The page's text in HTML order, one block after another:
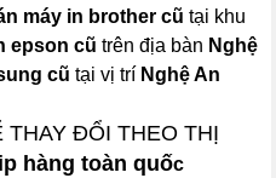
máy in brother cũ tại khu
epson cũ trên địa bàn Nghệ
cũ tại vị trí Nghệ An
THAY ĐỔI THEO THỊ
hàng toàn quốc